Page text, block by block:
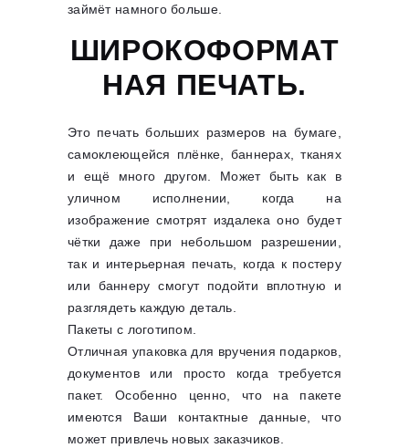
займёт намного больше.
ШИРОКОФОРМАТ
НАЯ ПЕЧАТЬ.
Это печать больших размеров на бумаге,
самоклеющейся плёнке, баннерах, тканях
и ещё много другом. Может быть как в
уличном исполнении, когда на
изображение смотрят издалека оно будет
чётки даже при небольшом разрешении,
так и интерьерная печать, когда к постеру
или баннеру смогут подойти вплотную и
разглядеть каждую деталь.
Пакеты с логотипом.
Отличная упаковка для вручения подарков,
документов или просто когда требуется
пакет. Особенно ценно, что на пакете
имеются Ваши контактные данные, что
может привлечь новых заказчиков.